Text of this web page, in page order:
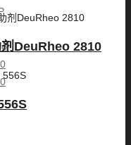
DeuRheo 2810